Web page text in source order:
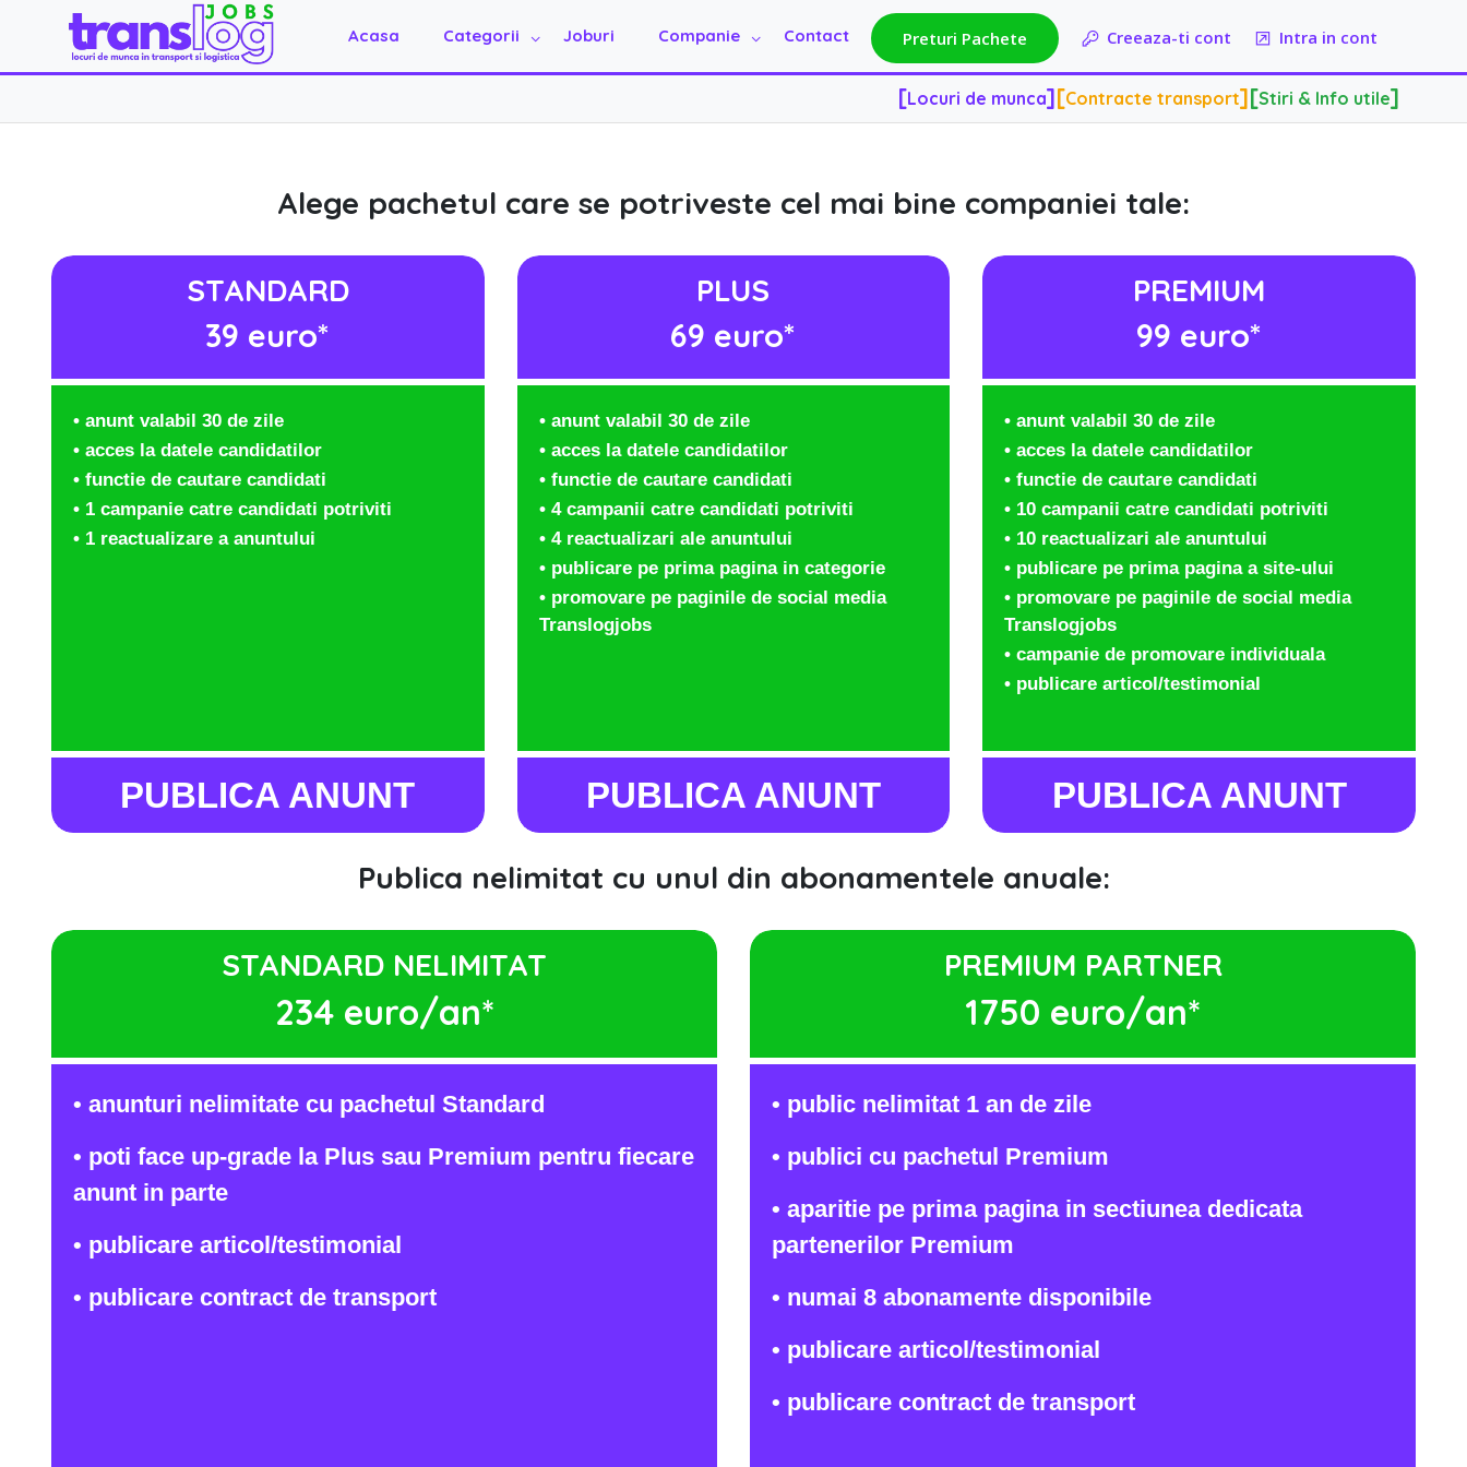
Acasa Categorii Joburi Companie Contact Preturi Pachete Creeaza-ti cont Intra in cont
[Locuri de munca][Contracte transport][Stiri & Info utile]
Locuri de munca ][ Contracte transport [Stiri & Info utile
Alege pachetul care se potriveste cel mai bine companiei tale:
STANDARD
39 euro*
• anunt valabil 30 de zile
• acces la datele candidatilor
• functie de cautare candidati
• 1 campanie catre candidati potriviti
• 1 reactualizare a anuntului
PUBLICA ANUNT
PLUS
69 euro*
• anunt valabil 30 de zile
• acces la datele candidatilor
• functie de cautare candidati
• 4 campanii catre candidati potriviti
• 4 reactualizari ale anuntului
• publicare pe prima pagina in categorie
• promovare pe paginile de social media
Translogjobs
PUBLICA ANUNT
PREMIUM
99 euro*
• anunt valabil 30 de zile
• acces la datele candidatilor
• functie de cautare candidati
• 10 campanii catre candidati potriviti
• 10 reactualizari ale anuntului
• publicare pe prima pagina a site-ului
• promovare pe paginile de social media
Translogjobs
• campanie de promovare individuala
• publicare articol/testimonial
PUBLICA ANUNT
Publica nelimitat cu unul din abonamentele anuale:
STANDARD NELIMITAT
234 euro/an*
• anunturi nelimitate cu pachetul Standard
• poti face up-grade la Plus sau Premium pentru fiecare
anunt in parte
• publicare articol/testimonial
• publicare contract de transport
PREMIUM PARTNER
1750 euro/an*
• public nelimitat 1 an de zile
• publici cu pachetul Premium
• aparitie pe prima pagina in sectiunea dedicata
partenerilor Premium
• numai 8 abonamente disponibile
• publicare articol/testimonial
• publicare contract de transport